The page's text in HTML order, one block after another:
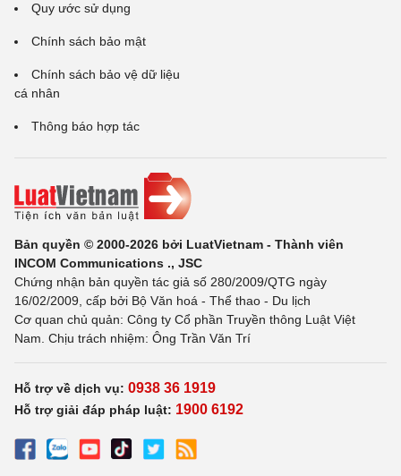
Quy ước sử dụng
Chính sách bảo mật
Chính sách bảo vệ dữ liệu
cá nhân
Thông báo hợp tác
Bản quyền © 2000-2026 bởi LuatVietnam - Thành viên
INCOM Communications ., JSC
Chứng nhận bản quyền tác giả số 280/2009/QTG ngày
16/02/2009, cấp bởi Bộ Văn hoá - Thể thao - Du lịch
Cơ quan chủ quản: Công ty Cổ phần Truyền thông Luật Việt
Nam. Chịu trách nhiệm: Ông Trần Văn Trí
Hỗ trợ về dịch vụ: 0938 36 1919
Hỗ trợ giải đáp pháp luật: 1900 6192